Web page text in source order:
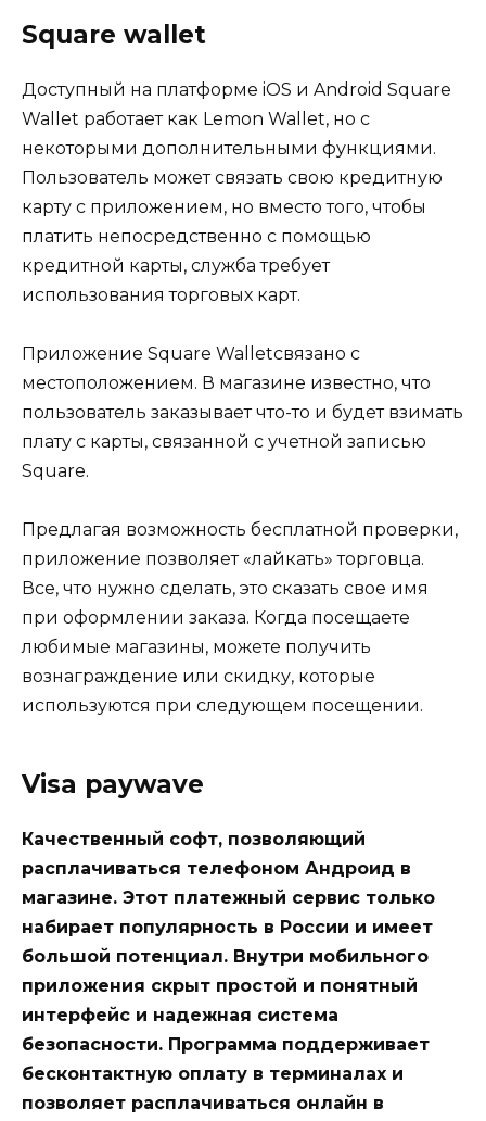
Square wallet
Доступный на платформе iOS и Android Square
Wallet работает как Lemon Wallet, но с
некоторыми дополнительными функциями.
Пользователь может связать свою кредитную
карту с приложением, но вместо того, чтобы
платить непосредственно с помощью
кредитной карты, служба требует
использования торговых карт.
Приложение Square Walletсвязано с
местоположением. В магазине известно, что
пользователь заказывает что-то и будет взимать
плату с карты, связанной с учетной записью
Square.
Предлагая возможность бесплатной проверки,
приложение позволяет «лайкать» торговца.
Все, что нужно сделать, это сказать свое имя
при оформлении заказа. Когда посещаете
любимые магазины, можете получить
вознаграждение или скидку, которые
используются при следующем посещении.
Visa paywave
Качественный софт, позволяющий
расплачиваться телефоном Андроид в
магазине. Этот платежный сервис только
набирает популярность в России и имеет
большой потенциал. Внутри мобильного
приложения скрыт простой и понятный
интерфейс и надежная система
безопасности. Программа поддерживает
бесконтактную оплату в терминалах и
позволяет расплачиваться онлайн в